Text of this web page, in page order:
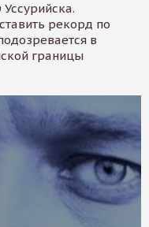
рекорд по
в
границы